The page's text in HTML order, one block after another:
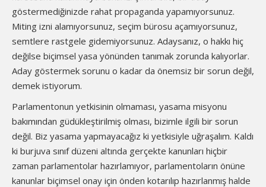
göstermediğinizde rahat propaganda yapamıyorsunuz.
Miting izni alamıyorsunuz, seçim bürosu açamıyorsunuz,
semtlere rastgele gidemiyorsunuz. Adaysanız, o hakkı hiç
değilse biçimsel yasa yönünden tanımak zorunda kalıyorlar.
Aday göstermek sorunu o kadar da önemsiz bir sorun değil,
demek istiyorum.
Parlamentonun yetkisinin olmaması, yasama misyonu
bakımından güdükleştirilmiş olması, bizimle ilgili bir sorun
değil. Biz yasama yapmayacağız ki yetkisiyle uğraşalım. Kaldı
ki burjuva sınıf düzeni altında gerçekte kanunları hiçbir
zaman parlamentolar hazırlamıyor, parlamentoların önüne
kanunlar biçimsel onay için önden kotarılıp hazırlanmış halde